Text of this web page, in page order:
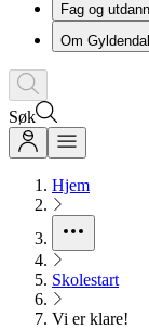
Fag og
Om Gyldendal
Søk
Hjem
Skolestart
Vi er klare!